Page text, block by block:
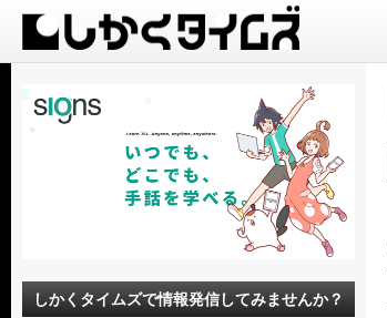
しかくタイムズで情報発信してみませんか？